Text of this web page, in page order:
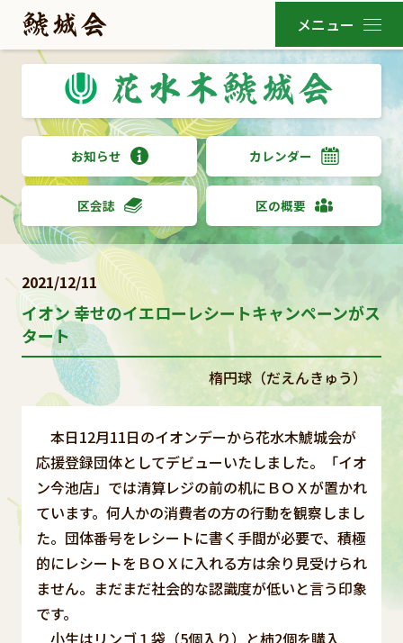
お知らせ カレンダー
区会誌 区の概要
2021/12/11
イオン 幸せのイエローレシートキャンペーンがス
タート
楕円球（だえんきゅう）
本日12月11日のイオンデーから花水木鯱城会が
応援登録団体としてデビューいたしました。「イオ
ン今池店」では清算レジの前の机にＢＯＸが置かれ
ています。何人かの消費者の方の行動を観察しまし
た。団体番号をレシートに書く手間が必要で、積極
的にレシートをＢＯＸに入れる方は余り見受けられ
ません。まだまだ社会的な認識度が低いと言う印象
です。
小生はリンゴ１袋（5個入り）と柿2個を購入